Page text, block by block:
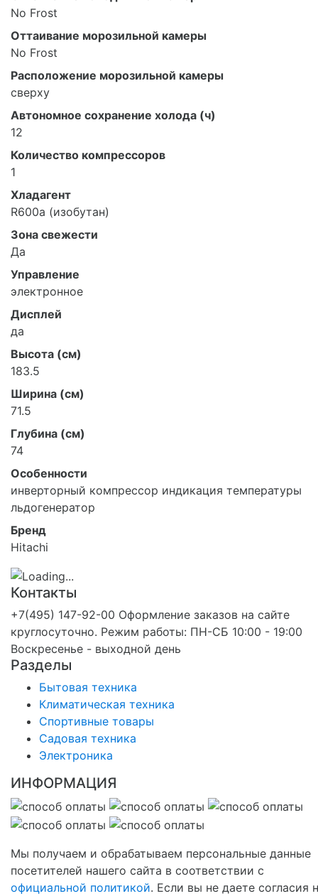
No Frost
Оттаивание морозильной камеры
No Frost
Расположение морозильной камеры
сверху
Автономное сохранение холода (ч)
12
Количество компрессоров
1
Хладагент
R600a (изобутан)
Зона свежести
Да
Управление
электронное
Дисплей
да
Высота (см)
183.5
Ширина (см)
71.5
Глубина (см)
74
Особенности
инверторный компрессор индикация температуры
льдогенератор
Бренд
Hitachi
Контакты
+7(495) 147-92-00 Оформление заказов на сайте
круглосуточно. Режим работы: ПН-СБ 10:00 - 19:00
Воскресенье - выходной день
Разделы
Бытовая техника
Климатическая техника
Спортивные товары
Садовая техника
Электроника
ИНФОРМАЦИЯ
Мы получаем и обрабатываем персональные данные
посетителей нашего сайта в соответствии с
официальной политикой. Если вы не даете согласия